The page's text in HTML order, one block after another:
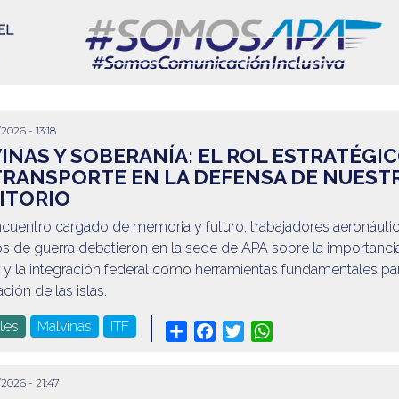
- 13:18
Y SOBERANÍA: EL ROL
EN LA DEFENSA DE
cargado de memoria y futuro, trabajadores
de guerra debatieron en la sede de APA sobre la
la integración federal como herramientas fundamentales
de las islas.
Malvinas ITF Share Facebook
Twitter
- 21:47